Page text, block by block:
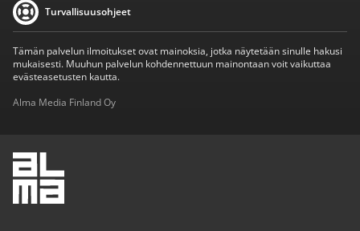
Turvallisuusohjeet
Tämän palvelun ilmoitukset ovat mainoksia, jotka näytetään sinulle hakusi
mukaisesti. Muuhun palvelun kohdennettuun mainontaan voit vaikuttaa
evästeasetusten kautta.
Alma Media Finland Oy